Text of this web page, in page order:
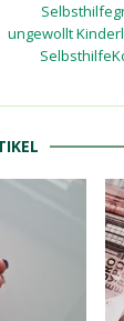
ungewollt